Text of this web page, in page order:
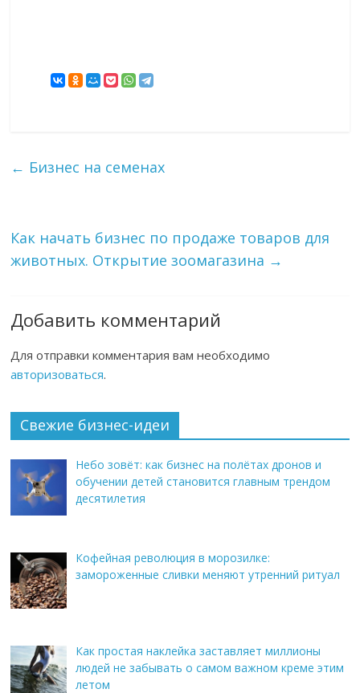
← Бизнес на семенах
Как начать бизнес по продаже товаров для
животных. Открытие зоомагазина →
Добавить комментарий
Для отправки комментария вам необходимо
авторизоваться.
Свежие бизнес-идеи
Небо зовёт: как бизнес на полётах дронов и
обучении детей становится главным трендом
десятилетия
Кофейная революция в морозилке:
замороженные сливки меняют утренний ритуал
Как простая наклейка заставляет миллионы
людей не забывать о самом важном креме этим
летом